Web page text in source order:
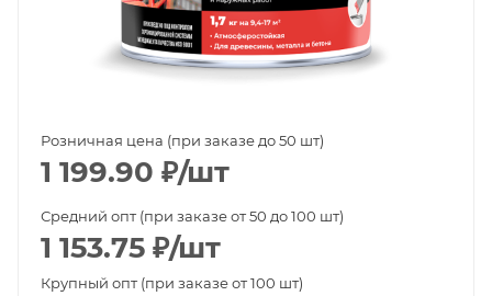
Розничная цена (при заказе до 50 шт)
1 199.90 ₽/шт
Средний опт (при заказе от 50 до 100 шт)
1 153.75 ₽/шт
Крупный опт (при заказе от 100 шт)